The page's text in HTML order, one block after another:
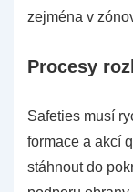
zejména v
Procesy
Safeties musí
formace a akcí
stáhnout do